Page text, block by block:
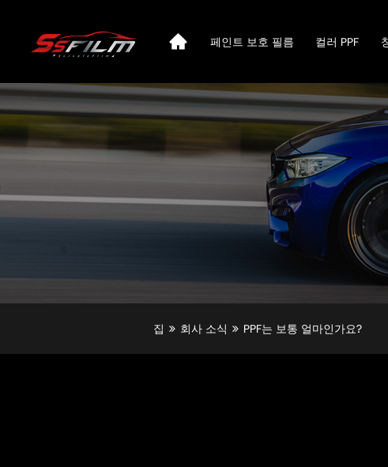
페인트 보호 필름 컬러 PPF
집 회사 소식 PPF는 보통 얼마인가요?